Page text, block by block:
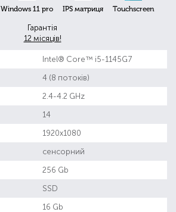
Windows 11 pro IPS матриця Touchscreen
Гарантія
12 місяців!
Intel® Core™ i5-1145G7
4 (8 потоків)
2.4-4.2 GHz
14
1920x1080
сенсорний
256 Gb
SSD
16 Gb